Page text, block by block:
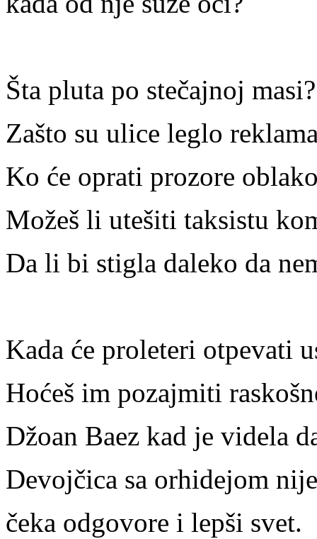
Šta pluta po stečajnoj
Zašto su ulice leglo
Ko će oprati prozore
Možeš li utešiti taksistu
Da li bi stigla daleko da
Kada će proleteri otpevati
Hoćeš im pozajmiti
Džoan Baez kad je videla
Devojčica sa orhidejom
čeka odgovore i lepši svet.